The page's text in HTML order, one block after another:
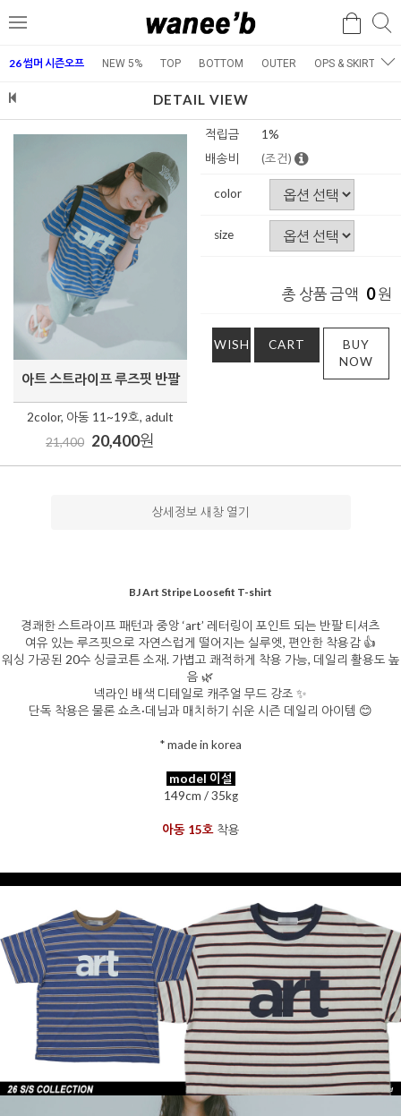
통해
메
검
26 썸머 시즌오프 NEW 5% TOP BOTTOM OUTER OPS & SKIRT
DETAIL VIEW
아트 스트라이프 루즈핏 반팔
2color, 아동 11~19호, adult
21,400 20,400원
적립금
1%
배송비
(조건)
color
size
총 상품 금액 0원
WISH CART
BUY
NOW
상세정보 새창 열기
BJ Art Stripe Loosefit T-shirt
경쾌한 스트라이프 패턴과 중앙 ‘art’ 레터링이 포인트 되는 반팔 티셔츠
여유 있는 루즈핏으로 자연스럽게 떨어지는 실루엣, 편안한 착용감 👍
워싱 가공된 20수 싱글코튼 소재. 가볍고 쾌적하게 착용 가능, 데일리 활용도 높
음 🌿
넥라인 배색 디테일로 캐주얼 무드 강조 ✨
단독 착용은 물론 쇼츠·데님과 매치하기 쉬운 시즌 데일리 아이템 😊
* made in korea
model 이설
149cm / 35kg
아동 15호착용